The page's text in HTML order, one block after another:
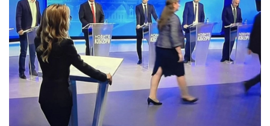
Управители:
Веселин
Василев,
email:
v.vasilev@flagman.bg
Катя
Касабова,
еmail:k.kassabova@flagman.bg
редактор: